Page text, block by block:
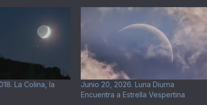
La Colina, la
Junio 20, 2026. Luna Diurna
Encuentra a Estrella Vespertina